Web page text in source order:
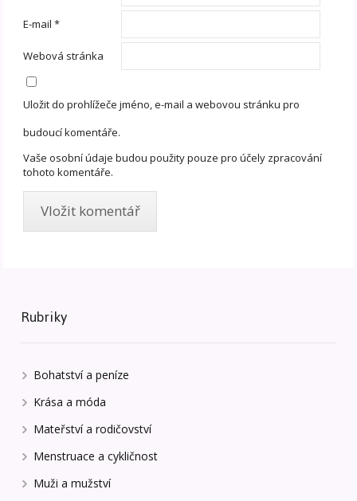
E-mail*
Webová stránka
Uložit do prohlížeče jméno, e-mail a webovou stránku pro
budoucí komentáře.
Vaše osobní údaje budou použity pouze pro účely zpracování
tohoto komentáře.
Rubriky
Bohatství a peníze
Krása a móda
Mateřství a rodičovství
Menstruace a cykličnost
Muži a mužství